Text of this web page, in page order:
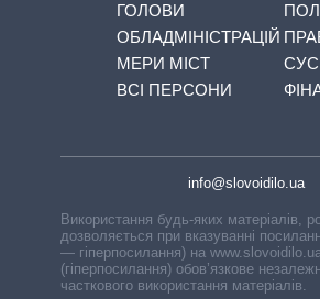
ГОЛОВИ
ОБЛАДМІНІСТРАЦІЙ
МЕРИ МІСТ
ВСІ ПЕРСОНИ
info@slovoidilo.ua
Використання будь-яких матеріалів,
дозволяється при вказуванні
— гіперпосилання) на
(гіперпосилання) обов’язкове
часткового використання матеріалів.